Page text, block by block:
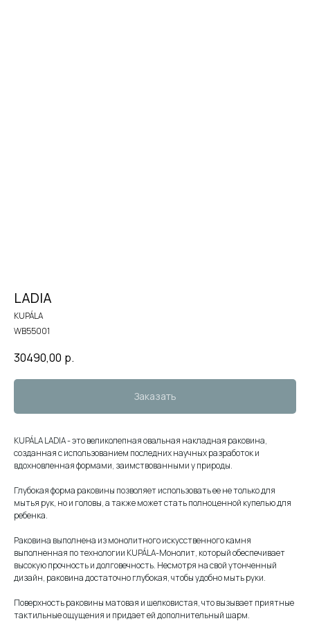
LADIA
KUPÁLA
WB55001
30490,00 р.
Заказать
KUPÁLA LADIA - это великолепная овальная накладная раковина,
созданная с использованием последних научных разработок и
вдохновленная формами, заимствованными у природы.
Глубокая форма раковины позволяет использовать ее не только для
мытья рук, но и головы, а также может стать полноценной купелью для
ребенка.
Раковина выполнена из монолитного искусственного камня
выполненная по технологии KUPÁLA-Монолит, который обеспечивает
высокую прочность и долговечность. Несмотря на свой утонченный
дизайн, раковина достаточно глубокая, чтобы удобно мыть руки.
Поверхность раковины матовая и шелковистая, что вызывает приятные
тактильные ощущения и придает ей дополнительный шарм.